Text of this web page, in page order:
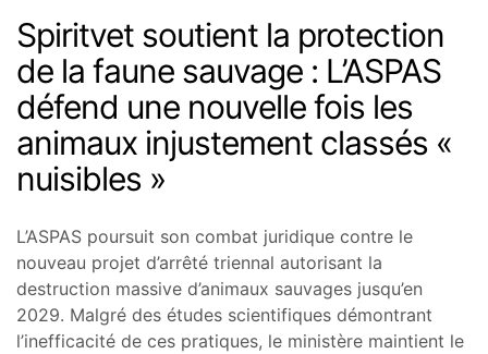
Spiritvet soutient la protection
de la faune sauvage : L’ASPAS
défend une nouvelle fois les
animaux injustement classés «
nuisibles »
L’ASPAS poursuit son combat juridique contre le
nouveau projet d’arrêté triennal autorisant la
destruction massive d’animaux sauvages jusqu’en
2029. Malgré des études scientifiques démontrant
l’inefficacité de ces pratiques, le ministère maintient le